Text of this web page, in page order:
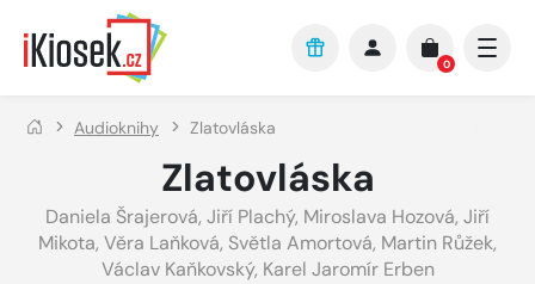
Přejít na hlavní obsah
0
Audioknihy Zlatovláska
Zlatovláska
Daniela Šrajerová, Jiří Plachý, Miroslava Hozová, Jiří
Mikota, Věra Laňková, Světla Amortová, Martin Růžek,
Václav Kaňkovský, Karel Jaromír Erben